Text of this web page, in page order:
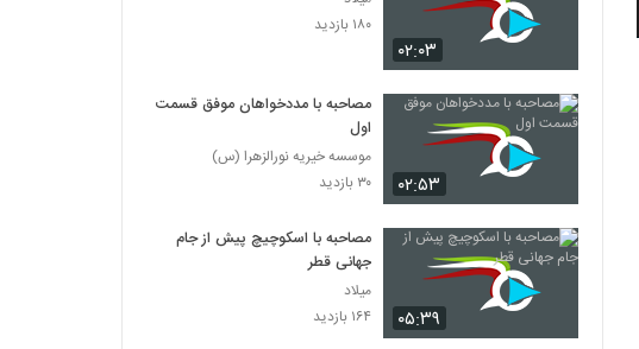
۰۲:۰۳
۱۸۰ بازدید
۰۲:۵۳
مصاحبه با مددخواهان موفق قسمت
اول
موسسه خیریه نورالزهرا (س)
۳۰ بازدید
۰۵:۳۹
مصاحبه با اسکوچیچ پیش از جام
جهانی قطر
میلاد
۱۶۴ بازدید